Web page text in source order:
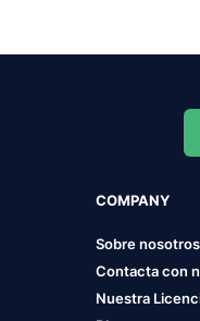
COMPANY
Sobre nosotros
Contacta con
Nuestra